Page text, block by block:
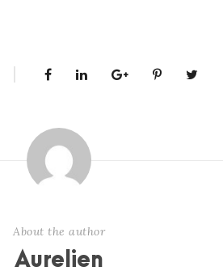
About the author
Aurelien